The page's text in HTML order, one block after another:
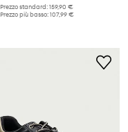
Prezzo standard:159,90 €
Prezzo più basso:107,99 €